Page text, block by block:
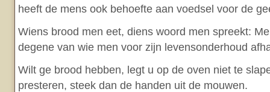
heeft de mens ook behoefte aan voedsel voor de
Wiens brood men eet, diens woord men spreekt:
degene van wie men voor zijn levensonderhoud
Wilt ge brood hebben, legt u op de oven niet te
presteren, steek dan de handen uit de mouwen.